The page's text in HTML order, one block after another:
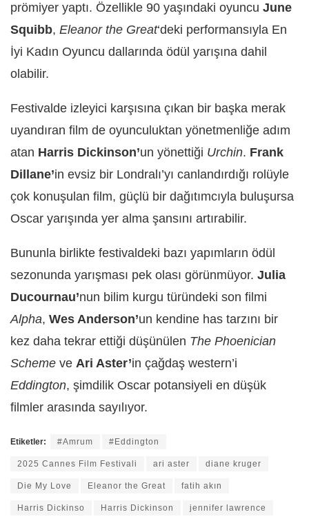
prömiyer yaptı. Özellikle 90 yaşındaki oyuncu June
Squibb, Eleanor the Great‘deki performansıyla En
İyi Kadın Oyuncu dallarında ödül yarışına dahil
olabilir.
Festivalde izleyici karşısına çıkan bir başka merak
uyandıran film de oyunculuktan yönetmenliğe adım
atan Harris Dickinson’un yönettiği Urchin. Frank
Dillane’in evsiz bir Londralı’yı canlandırdığı rolüyle
çok konuşulan film, güçlü bir dağıtımcıyla buluşursa
Oscar yarışında yer alma şansını artırabilir.
Bununla birlikte festivaldeki bazı yapımların ödül
sezonunda yarışması pek olası görünmüyor. Julia
Ducournau’nun bilim kurgu türündeki son filmi
Alpha, Wes Anderson’un kendine has tarzını bir
kez daha tekrar ettiği düşünülen The Phoenician
Scheme ve Ari Aster’in çağdaş western’i
Eddington, şimdilik Oscar potansiyeli en düşük
filmler arasında sayılıyor.
Etiketler: #Amrum #Eddington
2025 Cannes Film Festivali ari aster diane kruger
Die My Love Eleanor the Great fatih akın
Harris Dickinso Harris Dickinson jennifer lawrence